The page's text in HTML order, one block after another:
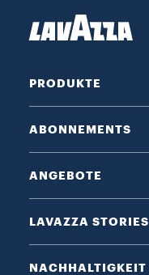
PRODUKTE
ABONNEMENTS
ANGEBOTE
LAVAZZA STORIES
NACHHALTIGKEIT